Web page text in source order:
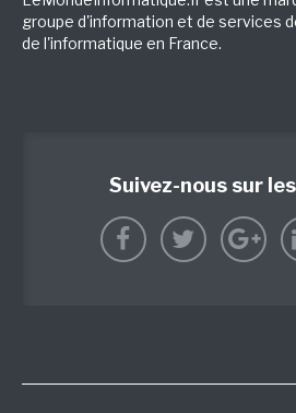
groupe d'information et de services
de l'informatique en France.
Suivez-nous sur